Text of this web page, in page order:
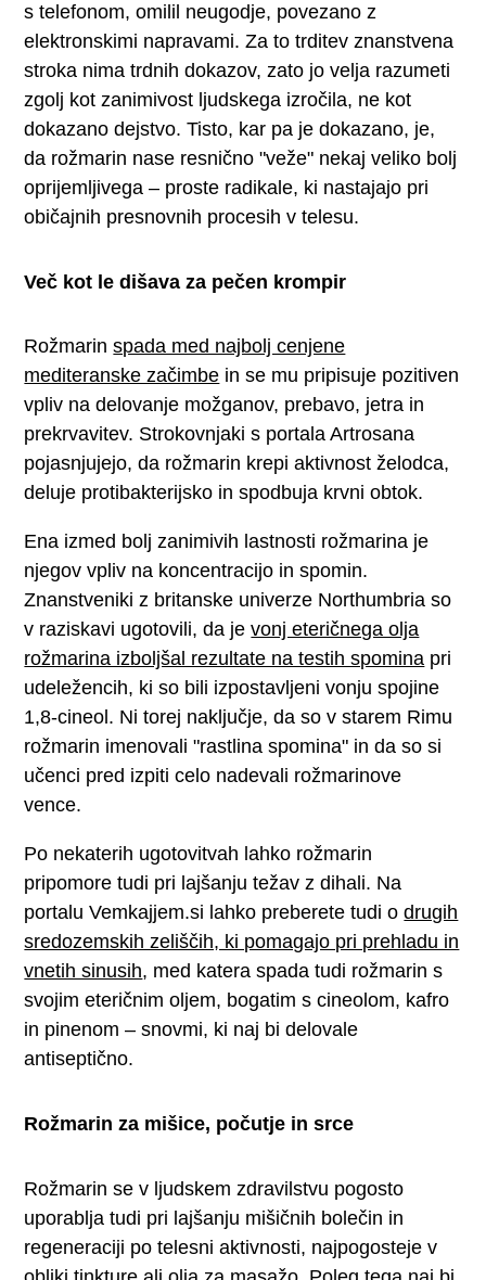
s telefonom, omilil neugodje, povezano z
elektronskimi napravami. Za to trditev znanstvena
stroka nima trdnih dokazov, zato jo velja razumeti
zgolj kot zanimivost ljudskega izročila, ne kot
dokazano dejstvo. Tisto, kar pa je dokazano, je,
da rožmarin nase resnično "veže" nekaj veliko bolj
oprijemljivega – proste radikale, ki nastajajo pri
običajnih presnovnih procesih v telesu.
Več kot le dišava za pečen krompir
Rožmarinspada med najbolj cenjene
mediteranske začimbe in se mu pripisuje pozitiven
vpliv na delovanje možganov, prebavo, jetra in
prekrvavitev. Strokovnjaki s portala Artrosana
pojasnjujejo, da rožmarin krepi aktivnost želodca,
deluje protibakterijsko in spodbuja krvni obtok.
Ena izmed bolj zanimivih lastnosti rožmarina je
njegov vpliv na koncentracijo in spomin.
Znanstveniki z britanske univerze Northumbria so
v raziskavi ugotovili, da jevonj eteričnega olja
rožmarina izboljšal rezultate na testih spomina pri
udeležencih, ki so bili izpostavljeni vonju spojine
1,8-cineol. Ni torej naključje, da so v starem Rimu
rožmarin imenovali "rastlina spomina" in da so si
učenci pred izpiti celo nadevali rožmarinove
vence.
Po nekaterih ugotovitvah lahko rožmarin
pripomore tudi pri lajšanju težav z dihali. Na
portalu Vemkajjem.si lahko preberete tudi odrugih
sredozemskih zeliščih, ki pomagajo pri prehladu in
vnetih sinusih, med katera spada tudi rožmarin s
svojim eteričnim oljem, bogatim s cineolom, kafro
in pinenom – snovmi, ki naj bi delovale
antiseptično.
Rožmarin za mišice, počutje in srce
Rožmarin se v ljudskem zdravilstvu pogosto
uporablja tudi pri lajšanju mišičnih bolečin in
regeneraciji po telesni aktivnosti, najpogosteje v